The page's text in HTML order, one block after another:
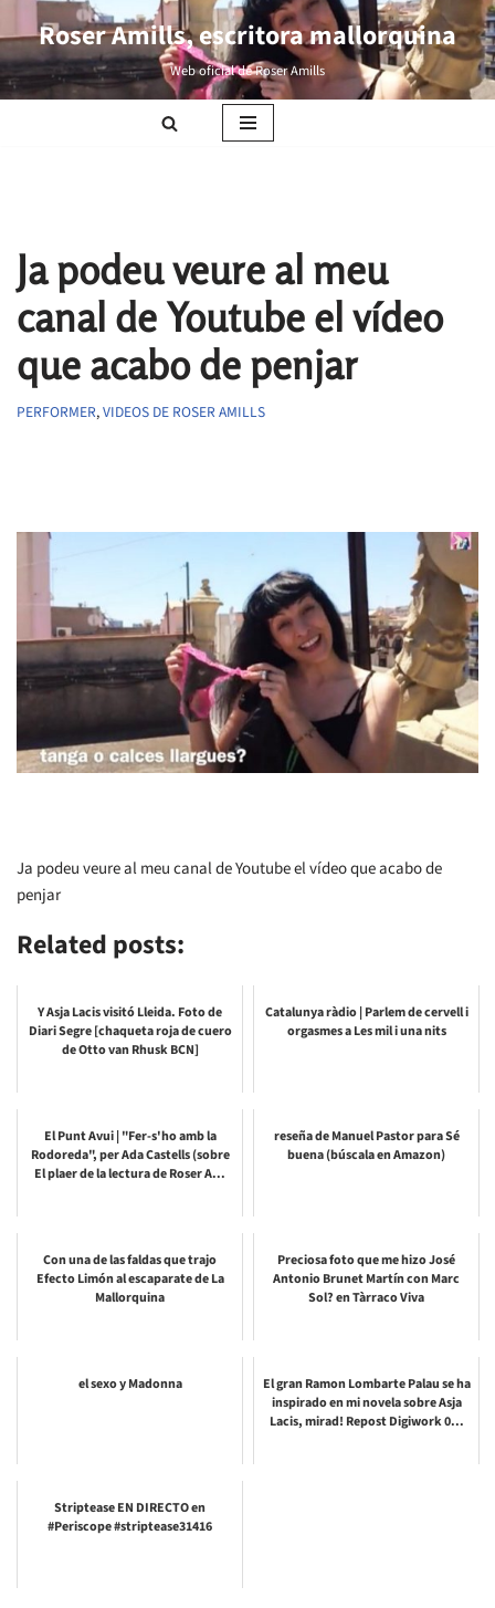
Saltar
Roser Amills, escritora mallorquina
Web oficial de Roser Amills
Ja podeu veure al meu
canal de Youtube el vídeo
que acabo de penjar
PERFORMER,VIDEOS DE ROSER AMILLS
Ja podeu veure al meu canal de Youtube el vídeo que acabo de
penjar
Related posts:
Y Asja Lacis visitó Lleida. Foto de
Diari Segre [chaqueta roja de cuero
de Otto van Rhusk BCN]
Catalunya ràdio | Parlem de cervell i
orgasmes a Les mil i una nits
El Punt Avui | "Fer-s'ho amb la
Rodoreda", per Ada Castells (sobre
El plaer de la lectura de Roser A...
reseña de Manuel Pastor para Sé
buena (búscala en Amazon)
Con una de las faldas que trajo
Efecto Limón al escaparate de La
Mallorquina
Preciosa foto que me hizo José
Antonio Brunet Martín con Marc
Sol? en Tàrraco Viva
el sexo y Madonna
El gran Ramon Lombarte Palau se ha
inspirado en mi novela sobre Asja
Lacis, mirad! Repost Digiwork 0...
Striptease EN DIRECTO en
#Periscope #striptease31416